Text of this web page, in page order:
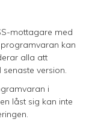
mottagare med
kan
alla att
version.
i
låst sig kan inte